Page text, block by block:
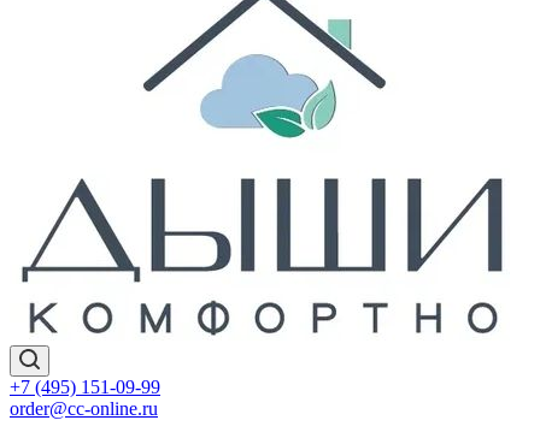
+7 (495) 151-09-99
order@cc-online.ru